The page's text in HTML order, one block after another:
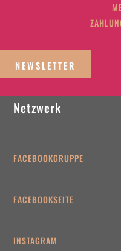
NEWSLETTER
Netzwerk
FACEBOOKGRUPPE
FACEBOOKSEITE
INSTAGRAM